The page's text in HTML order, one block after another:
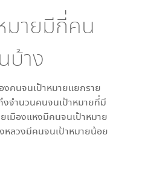
มายมีกี่คน
บ้าง
งคนจนเป้าหมายแยกราย
จำนวนคนจนเป้าหมายที่มี
เมืองแหงมีคนจนเป้าหมาย
หลวงมีคนจนเป้าหมายน้อย